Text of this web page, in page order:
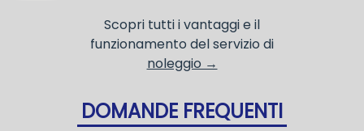
Scopri tutti i vantaggi e il
funzionamento del servizio di
noleggio →
DOMANDE FREQUENTI